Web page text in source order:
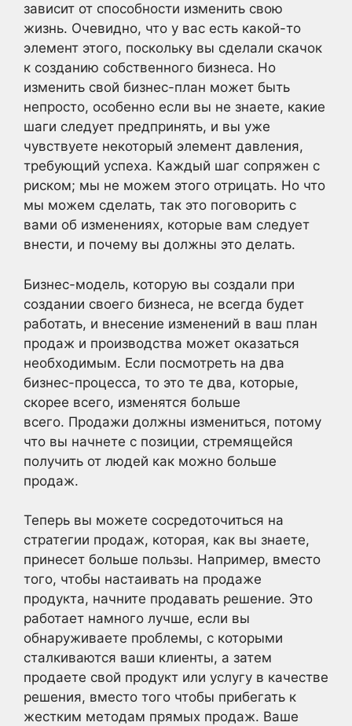
зависит от способности изменить свою
жизнь. Очевидно, что у вас есть какой-то
элемент этого, поскольку вы сделали скачок
к созданию собственного бизнеса. Но
изменить свой бизнес-план может быть
непросто, особенно если вы не знаете, какие
шаги следует предпринять, и вы уже
чувствуете некоторый элемент давления,
требующий успеха. Каждый шаг сопряжен с
риском; мы не можем этого отрицать. Но что
мы можем сделать, так это поговорить с
вами об изменениях, которые вам следует
внести, и почему вы должны это делать.
Бизнес-модель, которую вы создали при
создании своего бизнеса, не всегда будет
работать, и внесение изменений в ваш план
продаж и производства может оказаться
необходимым. Если посмотреть на два
бизнес-процесса, то это те два, которые,
скорее всего, изменятся больше
всего. Продажи должны измениться, потому
что вы начнете с позиции, стремящейся
получить от людей как можно больше
продаж.
Теперь вы можете сосредоточиться на
стратегии продаж, которая, как вы знаете,
принесет больше пользы. Например, вместо
того, чтобы настаивать на продаже
продукта, начните продавать решение. Это
работает намного лучше, если вы
обнаруживаете проблемы, с которыми
сталкиваются ваши клиенты, а затем
продаете свой продукт или услугу в качестве
решения, вместо того чтобы прибегать к
жестким методам прямых продаж. Ваше